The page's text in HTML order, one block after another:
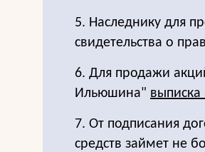
5. Наследнику для
свидетельства о
6. Для продажи
Ильюшина" выписка
7. От подписания
средств займет не